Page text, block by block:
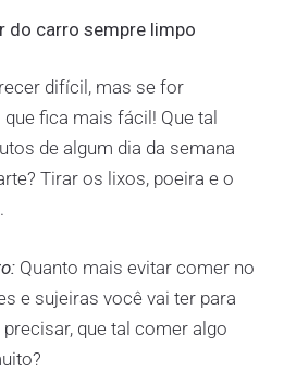
do carro sempre limpo
difícil, mas se for
fica mais fácil! Que tal
de algum dia da semana
Tirar os lixos, poeira e o
Quanto mais evitar comer no
e sujeiras você vai ter para
que tal comer algo